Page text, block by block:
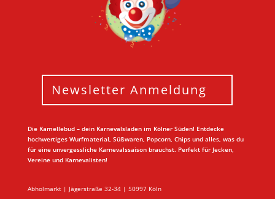
Newsletter Anmeldung
Die Kamellebud – dein Karnevalsladen im Kölner Süden! Entdecke
hochwertiges Wurfmaterial, Süßwaren, Popcorn, Chips und alles, was du
für eine unvergessliche Karnevalssaison brauchst. Perfekt für Jecken,
Vereine und Karnevalisten!
Abholmarkt | Jägerstraße 32-34 | 50997 Köln